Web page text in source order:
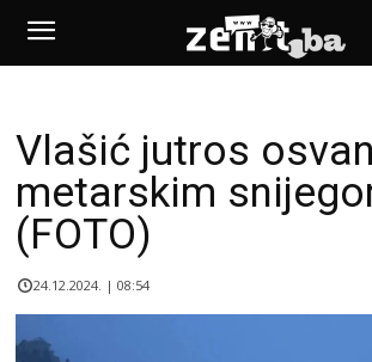
Vlašić jutros
metarskim
(FOTO)
24.12.2024. | 08:54